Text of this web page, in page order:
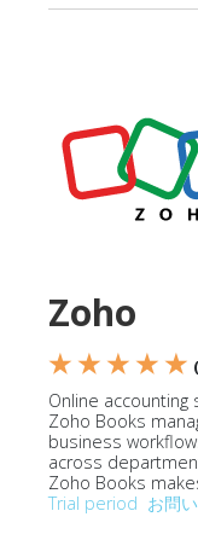
Zoho
★ ★ ★ ★ ★
Online
Zoho Books
business
across
Zoho Books
Trial period お問